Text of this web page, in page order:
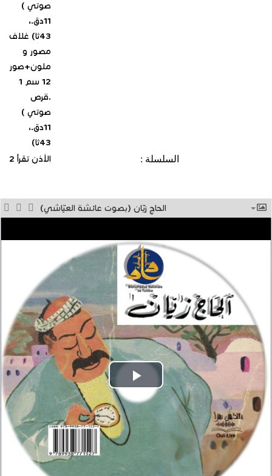
صوتي )
11دق.،
43ثا) غلاف
مصور و
ملون+صور
12 سم 1
.قرص
صوتي )
11دق.،
43ثا)
السلسلة :
الأذن تقرأ 2
الحاج زيّان (بصوت عائشة العيّاشي)
Play
Video